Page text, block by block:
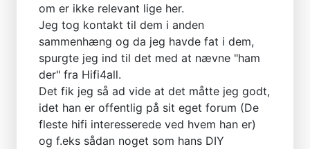
om er ikke relevant lige her.
Jeg tog kontakt til dem i anden
sammenhæng og da jeg havde fat i dem,
spurgte jeg ind til det med at nævne "ham
der" fra Hifi4all.
Det fik jeg så ad vide at det måtte jeg godt,
idet han er offentlig på sit eget forum (De
fleste hifi interesserede ved hvem han er)
og f.eks sådan noget som hans DIY